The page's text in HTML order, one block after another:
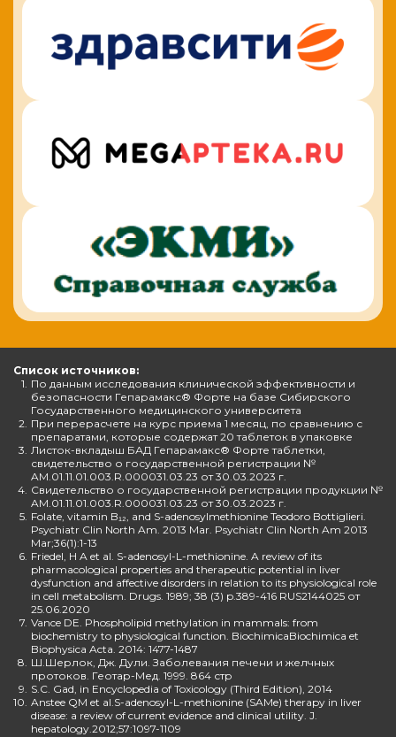
Список источников:
1. По данным исследования клинической эффективности и
безопасности Гепарамакс® Форте на базе Сибирского
Государственного медицинского университета
2. При перерасчете на курс приема 1 месяц, по сравнению с
препаратами, которые содержат 20 таблеток в упаковке
3. Листок-вкладыш БАД Гепарамакс® Форте таблетки,
свидетельство о государственной регистрации №
AM.01.11.01.003.R.000031.03.23 от 30.03.2023 г.
4. Свидетельство о государственной регистрации продукции №
AM.01.11.01.003.R.000031.03.23 от 30.03.2023 г.
5. Folate, vitamin B₁₂, and S-adenosylmethionine Teodoro Bottiglieri.
Psychiatr Clin North Am. 2013 Mar. Psychiatr Clin North Am 2013
Mar;36(1):1-13
6. Friedel, H A et al. S-adenosyl-L-methionine. A review of its
pharmacological properties and therapeutic potential in liver
dysfunction and affective disorders in relation to its physiological role
in cell metabolism. Drugs. 1989; 38 (3) p.389-416 RUS2144025 от
25.06.2020
7. Vance DE. Phospholipid methylation in mammals: from
biochemistry to physiological function. BiochimicaBiochimica et
Biophysica Acta. 2014: 1477-1487
8. Ш.Шерлок, Дж. Дули. Заболевания печени и желчных
протоков. Геотар-Мед. 1999. 864 стр
9. S.C. Gad, in Encyclopedia of Toxicology (Third Edition), 2014
10. Anstee QM et al.S-adenosyl-L-methionine (SAMe) therapy in liver
disease: a review of current evidence and clinical utility. J.
hepatology.2012;57:1097-1109